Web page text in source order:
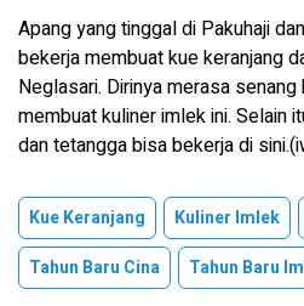
Apang yang tinggal di Pakuhaji
bekerja membuat kue keranjang
Neglasari. Dirinya merasa
membuat kuliner imlek ini. Selain
dan tetangga bisa bekerja di
Kue Keranjang Kuliner Imlek
Tahun Baru Cina
Tahun Baru